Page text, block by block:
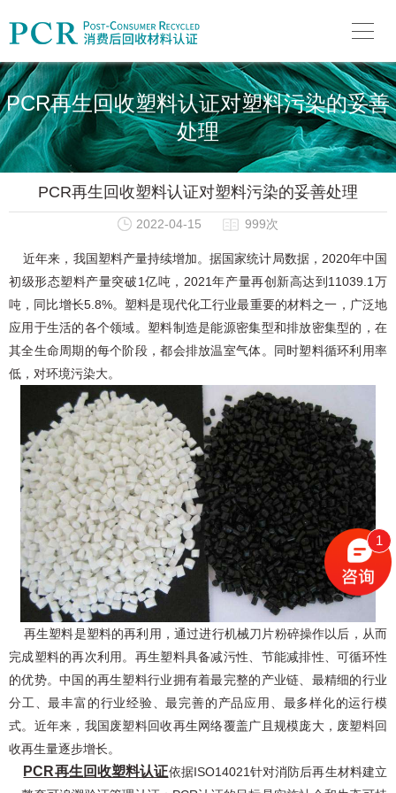
PCR再生回收塑料认证对塑料污染的妥善
处理
PCR再生回收塑料认证对塑料污染的妥善处理
2022-04-15 999次
近年来，我国塑料产量持续增加。据国家统计局数据，2020年中国
初级形态塑料产量突破1亿吨，2021年产量再创新高达到11039.1万
吨，同比增长5.8%。塑料是现代化工行业最重要的材料之一，广泛地
应用于生活的各个领域。塑料制造是能源密集型和排放密集型的，在
其全生命周期的每个阶段，都会排放温室气体。同时塑料循环利用率
低，对环境污染大。
再生塑料是塑料的再利用，通过进行机械刀片粉碎操作以后，从而
完成塑料的再次利用。再生塑料具备减污性、节能减排性、可循环性
的优势。中国的再生塑料行业拥有着最完整的产业链、最精细的行业
分工、最丰富的行业经验、最完善的产品应用、最多样化的运行模
式。近年来，我国废塑料回收再生网络覆盖广且规模庞大，废塑料回
收再生量逐步增长。
PCR再生回收塑料认证依据ISO14021针对消防后再生材料建立
1